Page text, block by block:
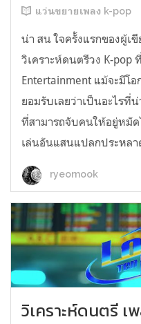
แว่นขยายเพลง k-pop
น่า สน ใจครั้งแรกของผู้เ
วิเคราะห์ดนตรีวง K-pop
Entertainment แม้จะมีโอ
ยอมรับเลยว่าเป็นอะไรที่
ที่สามารถจับคนให้อยู่หมั
เล่นอันแสนแปลกประหลา
ryeomook
วิเคราะห์ดนตรี เ